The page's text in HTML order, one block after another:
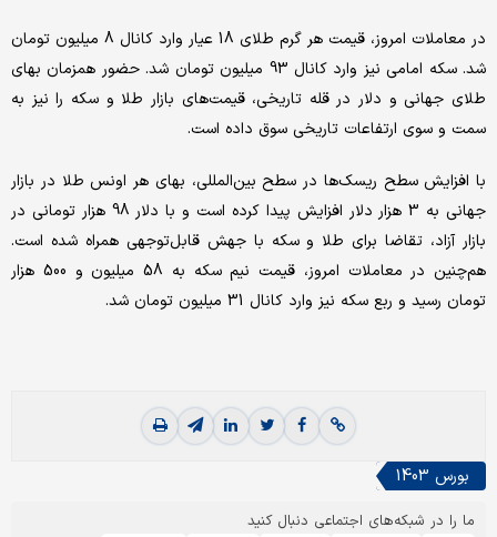
در معاملات امروز، قیمت هر گرم طلای 18 عیار وارد کانال 8 میلیون تومان
شد. سکه امامی نیز وارد کانال 93 میلیون تومان شد. حضور همزمان بهای
طلای جهانی و دلار در قله تاریخی، قیمت‌های بازار طلا و سکه را نیز به
سمت و سوی ارتفاعات تاریخی سوق داده است.
با افزایش سطح ریسک‌ها در سطح بین‌المللی، بهای هر اونس طلا در بازار
جهانی به 3 هزار دلار افزایش پیدا کرده است و با دلار 98 هزار تومانی در
بازار آزاد، تقاضا برای طلا و سکه با جهش قابل‌توجهی همراه شده است.
هم‌چنین در معاملات امروز، قیمت نیم سکه به 58 میلیون و 500 هزار
تومان رسید و ربع سکه نیز وارد کانال 31 میلیون تومان شد.
بورس 1403
ما را در شبکه‌های اجتماعی دنبال کنید